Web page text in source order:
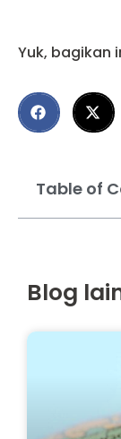
Yuk, bagikan
Table of
Blog